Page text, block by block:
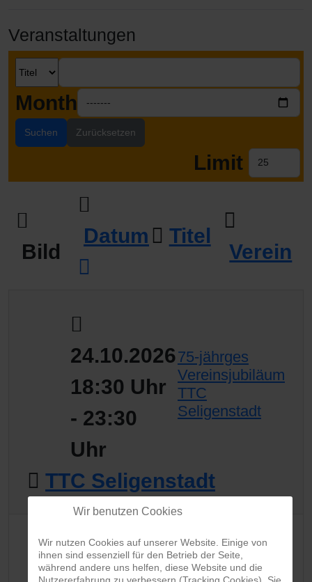
Veranstaltungen
Month
Suchen Zurücksetzen
Limit
Bild
Datum Titel
Verein
24.10.2026
18:30 Uhr
- 23:30
Uhr
75-jährges
Vereinsjubiläum
TTC
Seligenstadt
TTC Seligenstadt
25.10.2026
Wir benutzen Cookies
Wir nutzen Cookies auf unserer Website. Einige von
ihnen sind essenziell für den Betrieb der Seite,
während andere uns helfen, diese Website und die